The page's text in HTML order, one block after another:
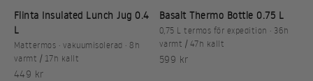
Flinta Insulated Lunch Jug 0.4
L
Mattermos · vakuumisolerad · 8h
varmt / 17h kallt
REA-pris
449 kr
Basalt Thermo Bottle 0.75 L
0,75 L termos för expedition · 36h
varmt / 47h kallt
REA-pris
599 kr